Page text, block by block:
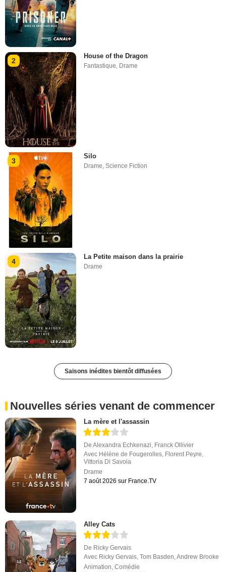
2
House of the Dragon
Fantastique, Drame
3
Silo
Drame,Science Fiction
4
La Petite maison dans la prairie
Drame
Saisons inédites bientôt diffusées
Nouvelles séries venant de commencer
La mère et l'assassin
DeAlexandra Echkenazi, Franck Ollivier
Avec Hélène de Fougerolles, Florent Peyre,
Vittoria Di Savoia
Drame
7 août 2026 sur France.TV
Alley Cats
De Ricky Gervais
Avec Ricky Gervais,Tom Basden,Andrew Brooke
Animation,Comédie